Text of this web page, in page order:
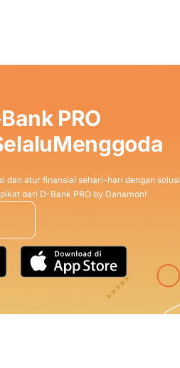
PRO
dan atur finansial sehari-hari dengan solusi
dari D-Bank PRO by Danamon!